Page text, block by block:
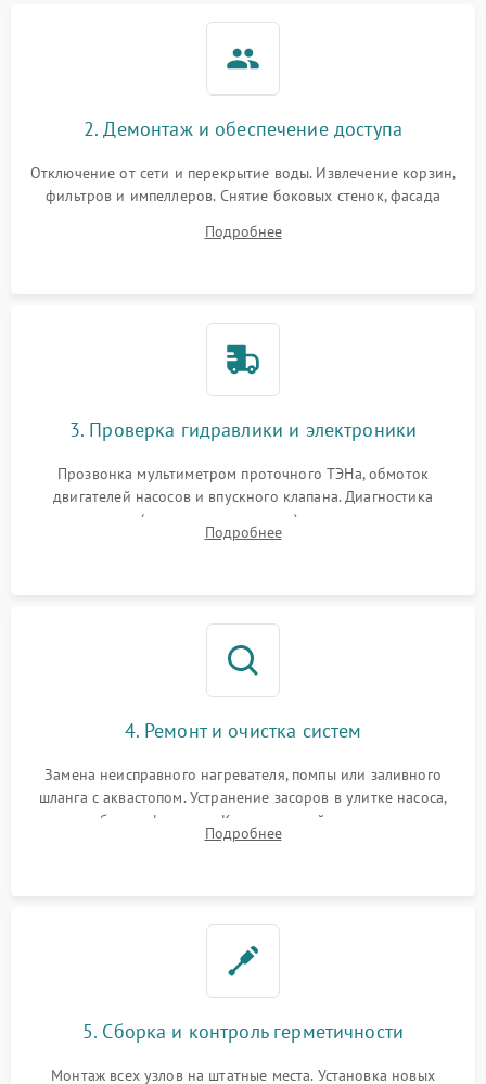
2. Демонтаж и обеспечение доступа
Отключение от сети и перекрытие воды. Извлечение корзин,
фильтров и импеллеров. Снятие боковых стенок, фасада
циркуляционному насосу, ТЭНу и сливной помпе.
Подробнее
3. Проверка гидравлики и электроники
Прозвонка мультиметром проточного ТЭНа, обмоток
двигателей насосов и впускного клапана. Диагностика
прессостата (датчика уровня воды), датчика мутности,
концевика дверцы и электронного модуля управления.
Подробнее
4. Ремонт и очистка систем
Замена неисправного нагревателя, помпы или заливного
шланга с аквастопом. Устранение засоров в улитке насоса,
патрубках и фильтрах. Компонентный ремонт платы
управления, восстановление поврежденной проводки.
Подробнее
5. Сборка и контроль герметичности
Монтаж всех узлов на штатные места. Установка новых